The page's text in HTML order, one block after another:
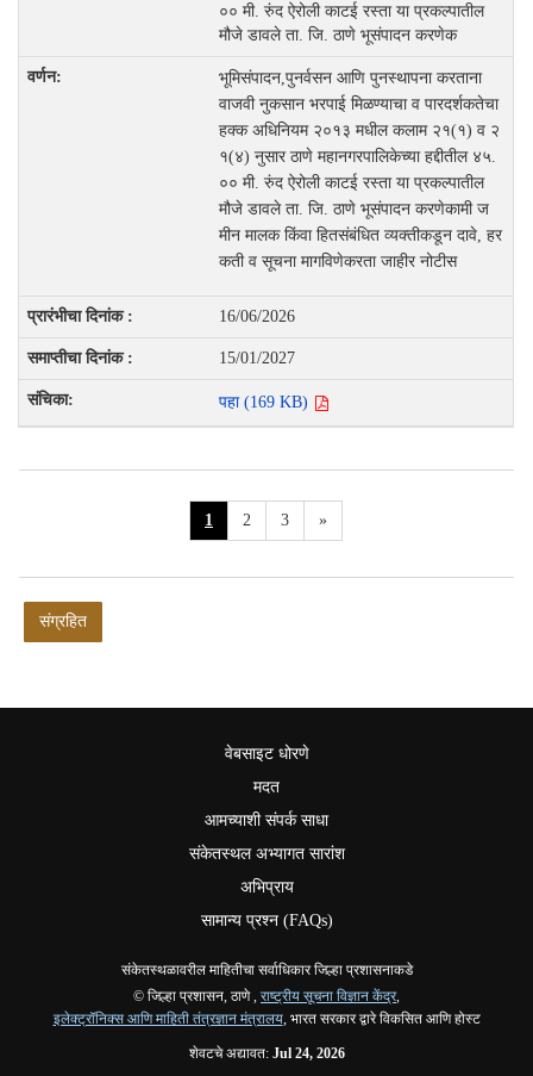
०० मी. रुंद ऐरोली काटई रस्ता या प्रकल्पातील
मौजे डावले ता. जि. ठाणे भूसंपादन करणेक
भूमिसंपादन,पुनर्वसन आणि पुनस्थापना करताना
वाजवी नुकसान भरपाई मिळण्याचा व पारदर्शकतेचा
हक्क अधिनियम २०१३ मधील कलाम २१(१) व २
१(४) नुसार ठाणे महानगरपालिकेच्या हद्दीतील ४५.
०० मी. रुंद ऐरोली काटई रस्ता या प्रकल्पातील
मौजे डावले ता. जि. ठाणे भूसंपादन करणेकामी ज
मीन मालक किंवा हितसंबंधित व्यक्तीकडून दावे, हर
कती व सूचना मागविणेकरता जाहीर नोटीस
16/06/2026
15/01/2027
पहा (169 KB)
1 2 3 »
संग्रहित
वेबसाइट धोरणे
मदत
आमच्याशी संपर्क साधा
संकेतस्थल अभ्यागत सारांश
अभिप्राय
सामान्य प्रश्न (FAQs)
संकेतस्थळावरील माहितीचा सर्वाधिकार जिल्हा प्रशासनाकडे
© जिल्हा प्रशासन, ठाणे , राष्ट्रीय सूचना विज्ञान केंद्र,
इलेक्ट्रॉनिक्स आणि माहिती तंत्रज्ञान मंत्रालय, भारत सरकार द्वारे विकसित आणि होस्ट
शेवटचे अद्यावत: Jul 24, 2026